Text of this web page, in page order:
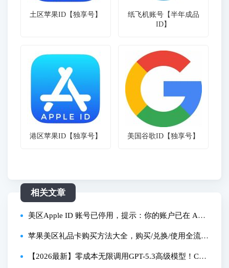
土区苹果ID【独享号】
纸飞机账号【半年成品
ID】
港区苹果ID【独享号】 美国谷歌ID【独享号】
相关文章
美区Apple ID 账号已停用，提示：你的账户已在 App
Store 和 iTunes 中被禁用 和 你的账户已被锁定，因此
无法登陆，解决方法
苹果美区礼品卡购买方法大全，购买/兑换/使用全流程
手把手指导，美区买游戏/开会员/内购升级必备！
【2026最新】零成本无限调用GPT-5.3高级模型！Chat